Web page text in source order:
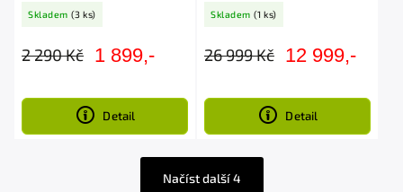
Skladem (3 ks)
2 290 Kč 1 899,-
Detail
Skladem (1 ks)
26 999 Kč 12 999,-
Detail
Načíst další 4